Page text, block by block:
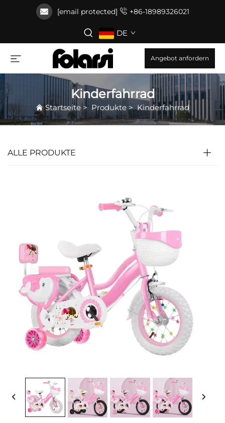
[email protected] +86-18989326021
DE
Angebot anfordern
Kinderfahrrad
Startseite > Produkte >Kinderfahrrad
ALLE PRODUKTE